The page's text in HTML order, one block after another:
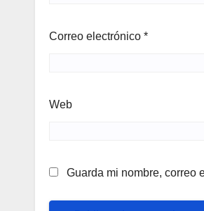
Correo electrónico *
Web
Guarda mi nombre, correo